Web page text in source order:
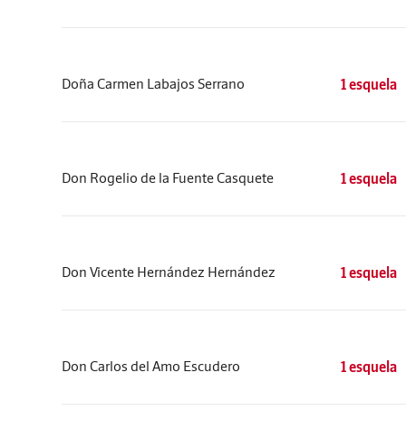
Doña Carmen Labajos Serrano 1 esquela
Don Rogelio de la Fuente Casquete 1 esquela
Don Vicente Hernández Hernández 1 esquela
Don Carlos del Amo Escudero 1 esquela